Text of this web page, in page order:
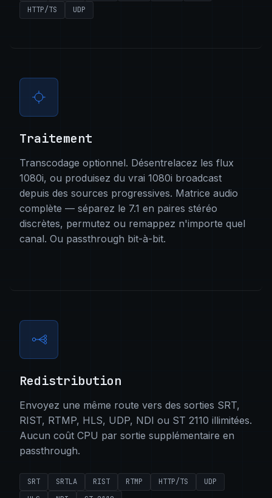
HTTP/TS
UDP
Traitement
Transcodage optionnel. Désentrelacez les flux
1080i, ou produisez du vrai 1080i broadcast
depuis des sources progressives. Matrice audio
complète — séparez le 7.1 en paires stéréo
discrètes, permutez ou remappez n'importe quel
canal. Ou passthrough bit-à-bit.
Redistribution
Envoyez une même route vers des sorties SRT,
RIST, RTMP, HLS, UDP, NDI ou ST 2110 illimitées.
Aucun coût CPU par sortie supplémentaire en
passthrough.
SRT SRTLA RIST RTMP HTTP/TS
UDP